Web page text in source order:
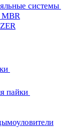
системы
MBR
пайки